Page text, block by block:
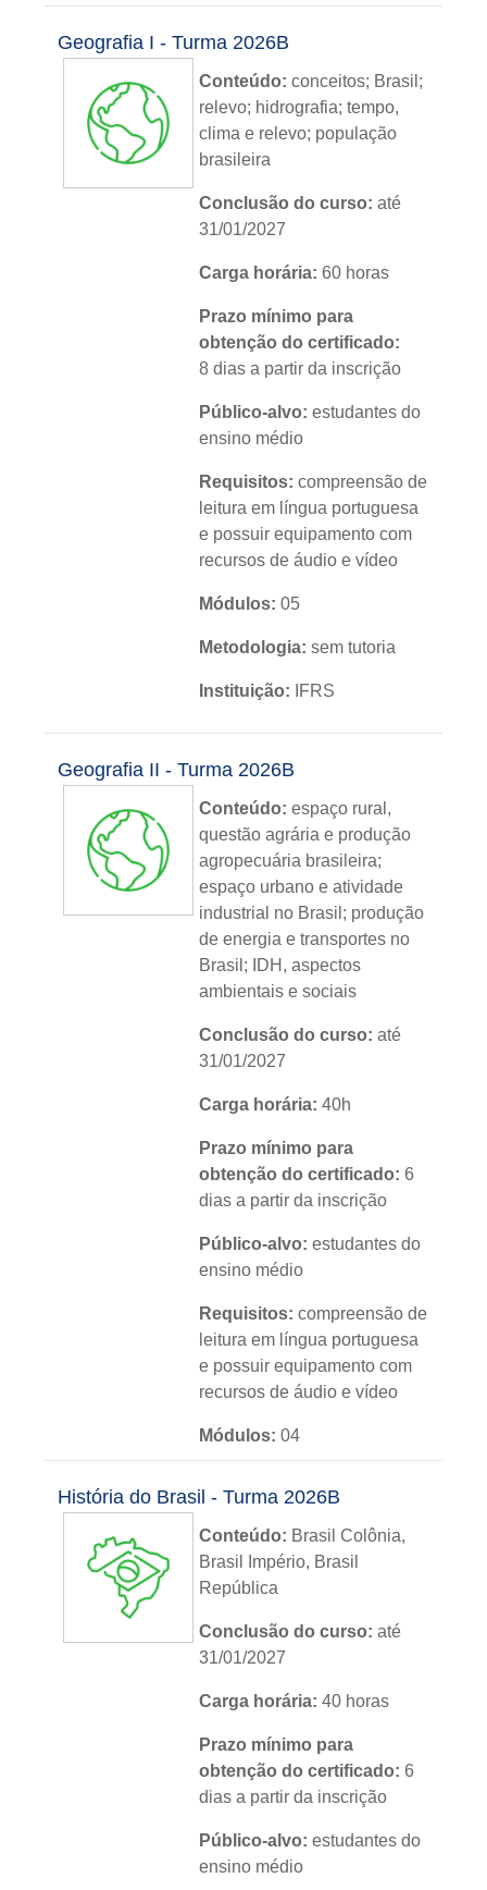
Nível:básico
Idioma:português
Geografia I - Turma 2026B
Conteúdo:conceitos; Brasil;
relevo; hidrografia; tempo,
clima e relevo; população
brasileira
Conclusão do curso:até
31/01/2027
Carga horária:60 horas
Prazo mínimo para
obtenção do certificado:
8 dias a partir da inscrição
Público-alvo:estudantes do
ensino médio
Requisitos: compreensão de
leitura em língua portuguesa
e possuir equipamento com
recursos de áudio e vídeo
Módulos: 05
Metodologia: sem tutoria
Instituição: IFRS
Nível:básico
Idioma:português
Geografia II - Turma 2026B
Conteúdo:espaço rural,
questão agrária e produção
agropecuária brasileira;
espaço urbano e atividade
industrial no Brasil; produção
de energia e transportes no
Brasil; IDH, aspectos
ambientais e sociais
Conclusão do curso:até
31/01/2027
Carga horária: 40h
Prazo mínimo para
obtenção do certificado: 6
dias a partir da inscrição
Público-alvo:estudantes do
ensino médio
Requisitos:compreensão de
leitura em língua portuguesa
e possuir equipamento com
recursos de áudio e vídeo
Módulos:04
Nível: básico
História do Brasil - Turma 2026B
Conteúdo: Brasil Colônia,
Brasil Império, Brasil
República
Conclusão do curso: até
31/01/2027
Carga horária:40 horas
Prazo mínimo para
obtenção do certificado:6
dias a partir da inscrição
Público-alvo:estudantes do
ensino médio